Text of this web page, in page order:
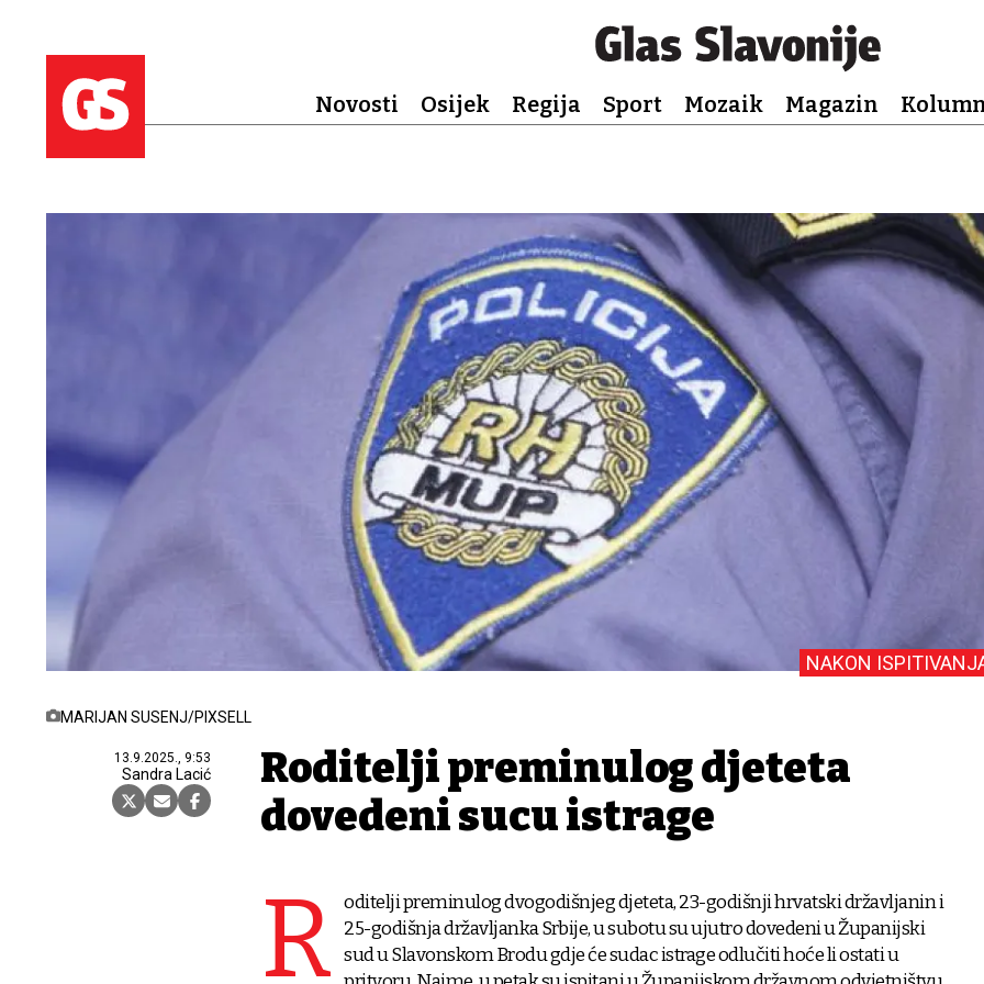
Novosti Osijek Regija Sport Mozaik Magazin
MARIJAN SUSENJ/PIXSELL
13.9.2025., 9:53
Sandra Lacić
NAKON
Roditelji preminulog djeteta
dovedeni sucu istrage
R oditelji preminulog dvogodišnjeg djeteta, 23-godišnji hrvatski državljanin i
25-godišnja državljanka Srbije, u subotu su ujutro dovedeni u Županijski
sud u Slavonskom Brodu gdje će sudac istrage odlučiti hoće li ostati u